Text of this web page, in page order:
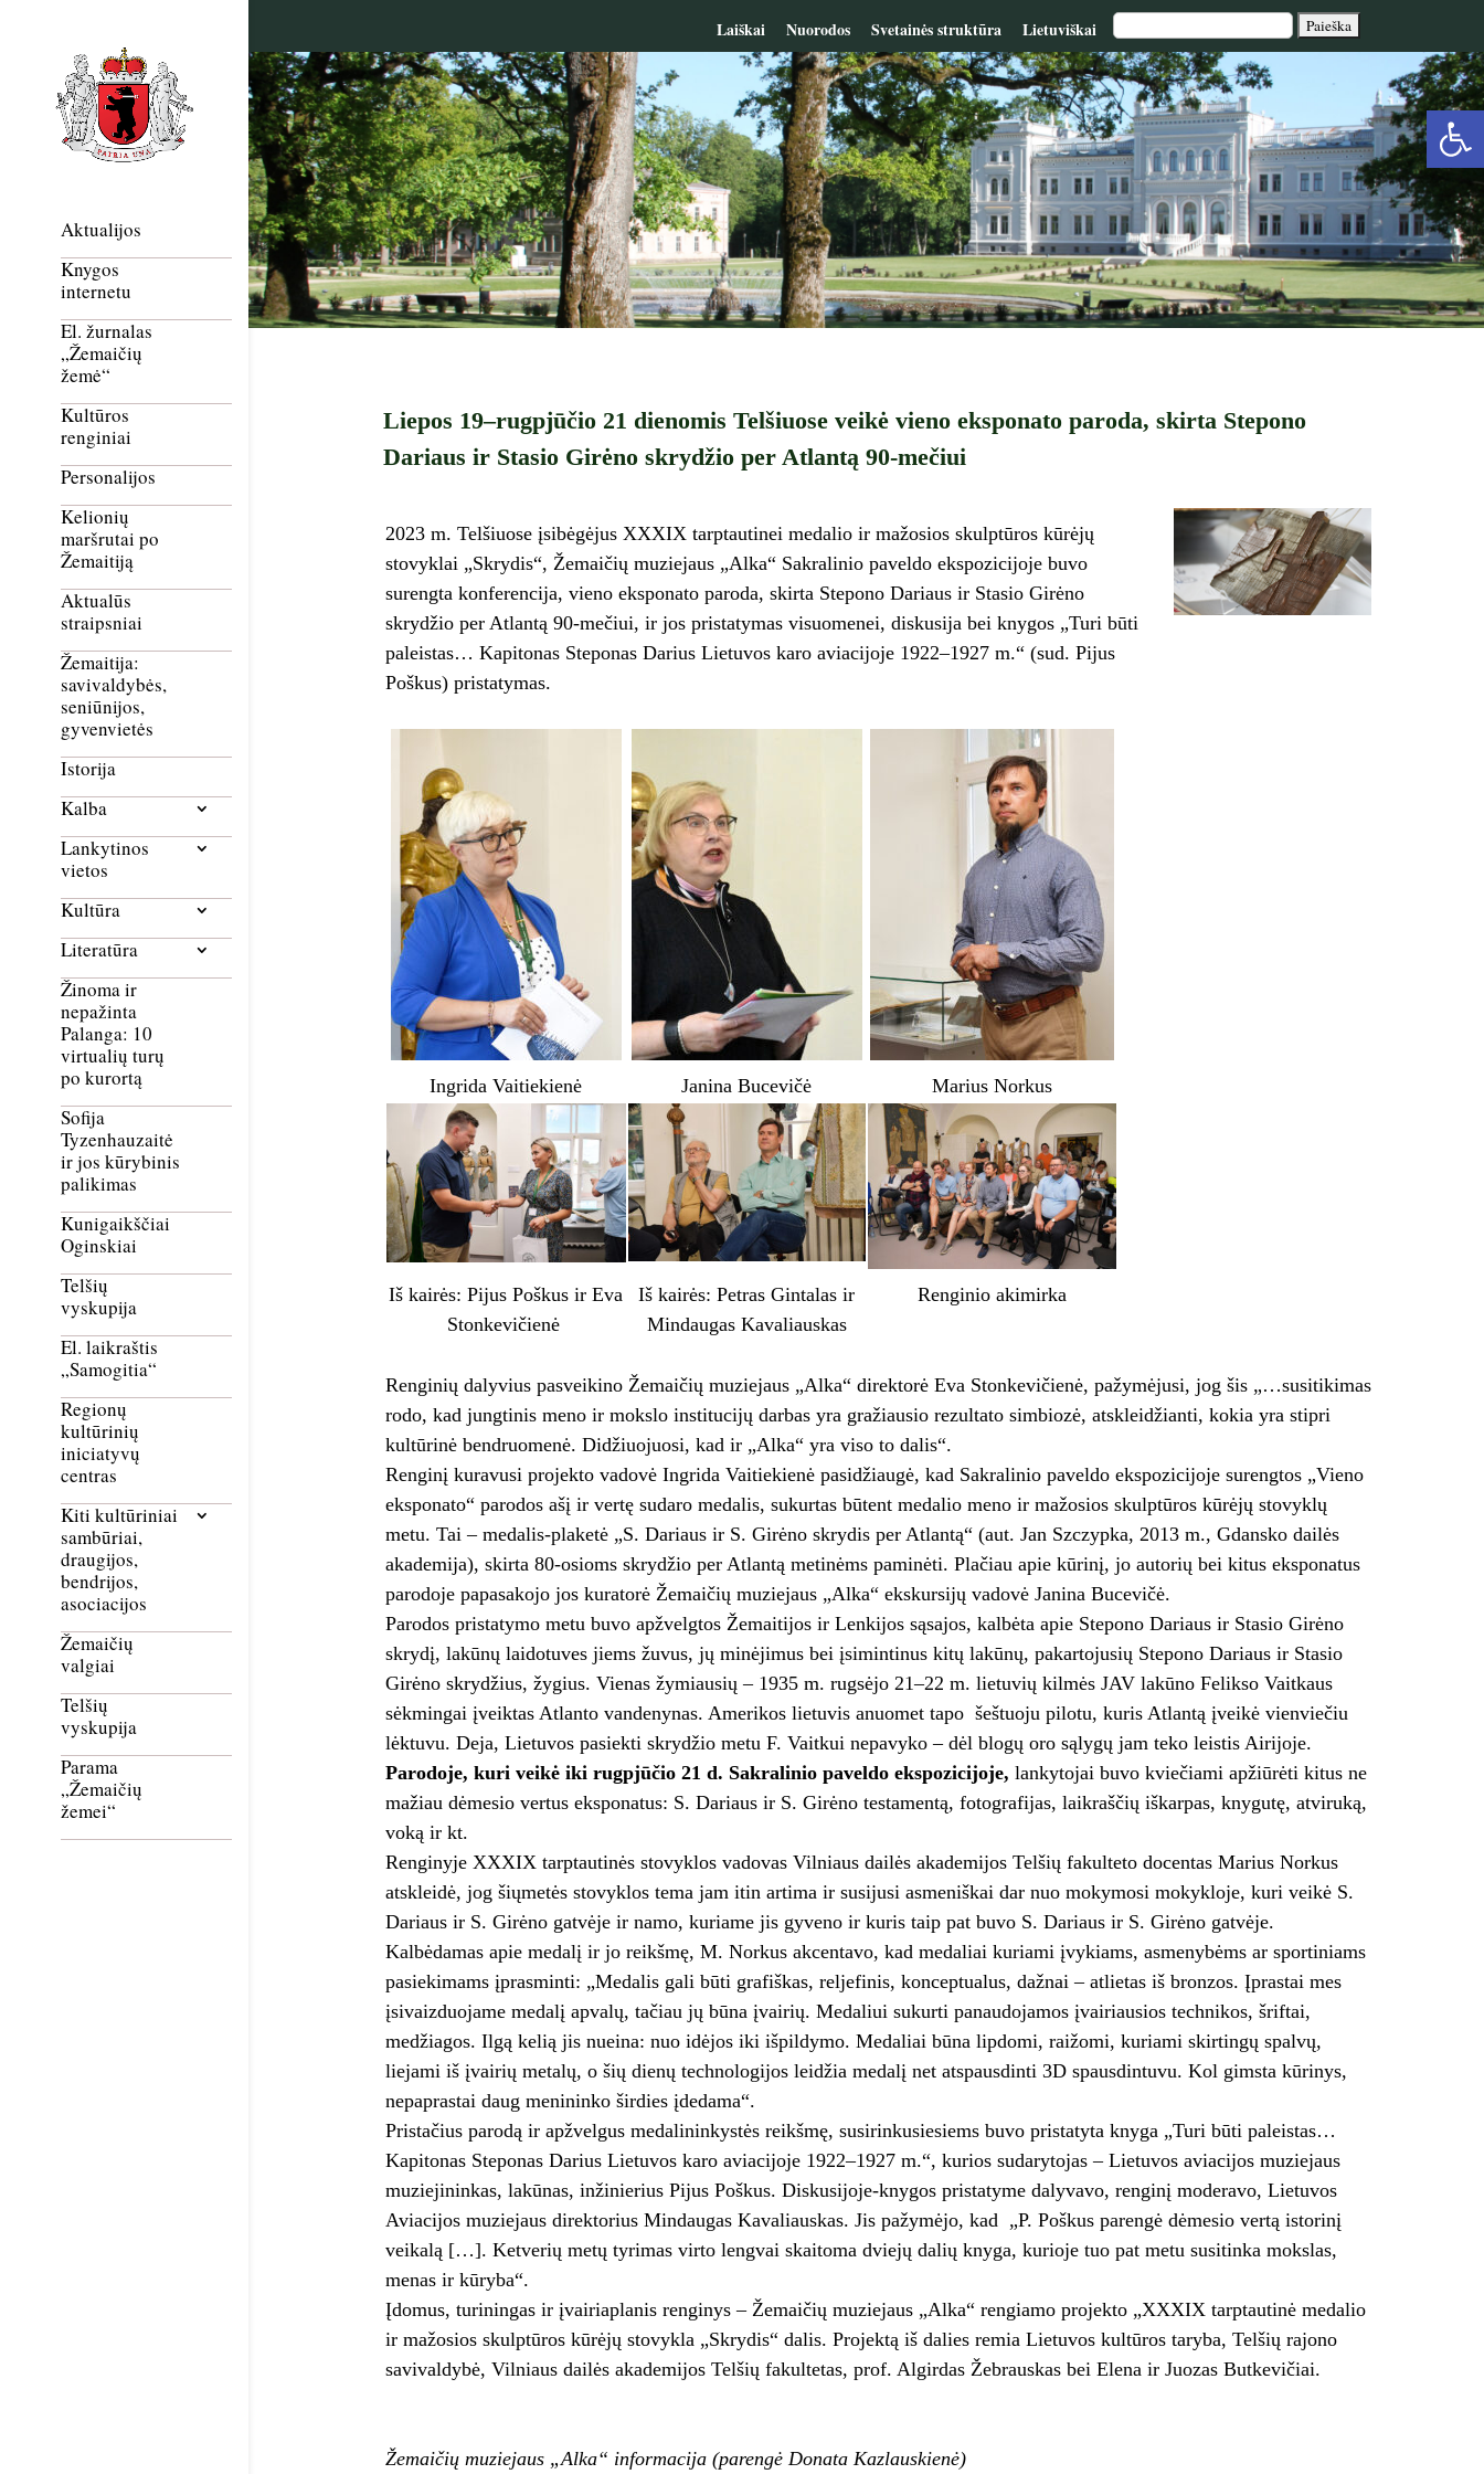
Laiškai Nuorodos Svetainės struktūra Lietuviškai
Aktualijos
Knygos
internetu
El. žurnalas
„Žemaičių
žemė“
Kultūros
renginiai
Personalijos
Kelionių
maršrutai po
Žemaitiją
Aktualūs
straipsniai
Žemaitija:
savivaldybės,
seniūnijos,
gyvenvietės
Istorija
Kalba
Lankytinos
vietos
Kultūra
Literatūra
Žinoma ir
nepažinta
Palanga: 10
virtualių turų
po kurortą
Sofija
Tyzenhauzaitė
ir jos kūrybinis
palikimas
Kunigaikščiai
Oginskiai
Telšių
vyskupija
El. laikraštis
„Samogitia“
Regionų
kultūrinių
iniciatyvų
centras
Kiti kultūriniai
sambūriai,
draugijos,
bendrijos,
asociacijos
Žemaičių
valgiai
Telšių
vyskupija
Parama
„Žemaičių
žemei“
Liepos 19–rugpjūčio 21 dienomis Telšiuose veikė vieno eksponato paroda, skirta Stepono
Dariaus ir Stasio Girėno skrydžio per Atlantą 90-mečiui
2023 m. Telšiuose įsibėgėjus XXXIX tarptautinei medalio ir mažosios skulptūros kūrėjų
stovyklai „Skrydis“, Žemaičių muziejaus „Alka“ Sakralinio paveldo ekspozicijoje buvo
surengta konferencija, vieno eksponato paroda, skirta Stepono Dariaus ir Stasio Girėno
skrydžio per Atlantą 90-mečiui, ir jos pristatymas visuomenei, diskusija bei knygos „Turi būti
paleistas… Kapitonas Steponas Darius Lietuvos karo aviacijoje 1922–1927 m.“ (sud. Pijus
Poškus) pristatymas.
Ingrida Vaitiekienė Janina Bucevičė Marius Norkus
Iš kairės: Pijus Poškus ir Eva
Stonkevičienė
Iš kairės: Petras Gintalas ir
Mindaugas Kavaliauskas
Renginio akimirka
Renginių dalyvius pasveikino Žemaičių muziejaus „Alka“ direktorė Eva Stonkevičienė, pažymėjusi, jog šis „…susitikimas
rodo, kad jungtinis meno ir mokslo institucijų darbas yra gražiausio rezultato simbiozė, atskleidžianti, kokia yra stipri
kultūrinė bendruomenė. Didžiuojuosi, kad ir „Alka“ yra viso to dalis“.
Renginį kuravusi projekto vadovė Ingrida Vaitiekienė pasidžiaugė, kad Sakralinio paveldo ekspozicijoje surengtos „Vieno
eksponato“ parodos ašį ir vertę sudaro medalis, sukurtas būtent medalio meno ir mažosios skulptūros kūrėjų stovyklų
metu. Tai – medalis-plaketė „S. Dariaus ir S. Girėno skrydis per Atlantą“ (aut. Jan Szczypka, 2013 m., Gdansko dailės
akademija), skirta 80-osioms skrydžio per Atlantą metinėms paminėti. Plačiau apie kūrinį, jo autorių bei kitus eksponatus
parodoje papasakojo jos kuratorė Žemaičių muziejaus „Alka“ ekskursijų vadovė Janina Bucevičė.
Parodos pristatymo metu buvo apžvelgtos Žemaitijos ir Lenkijos sąsajos, kalbėta apie Stepono Dariaus ir Stasio Girėno
skrydį, lakūnų laidotuves jiems žuvus, jų minėjimus bei įsimintinus kitų lakūnų, pakartojusių Stepono Dariaus ir Stasio
Girėno skrydžius, žygius. Vienas žymiausių – 1935 m. rugsėjo 21–22 m. lietuvių kilmės JAV lakūno Felikso Vaitkaus
sėkmingai įveiktas Atlanto vandenynas. Amerikos lietuvis anuomet tapo šeštuoju pilotu, kuris Atlantą įveikė vienviečiu
lėktuvu. Deja, Lietuvos pasiekti skrydžio metu F. Vaitkui nepavyko – dėl blogų oro sąlygų jam teko leistis Airijoje.
Parodoje, kuri veikė iki rugpjūčio 21 d. Sakralinio paveldo ekspozicijoje, lankytojai buvo kviečiami apžiūrėti kitus ne
mažiau dėmesio vertus eksponatus: S. Dariaus ir S. Girėno testamentą, fotografijas, laikraščių iškarpas, knygutę, atviruką,
voką ir kt.
Renginyje XXXIX tarptautinės stovyklos vadovas Vilniaus dailės akademijos Telšių fakulteto docentas Marius Norkus
atskleidė, jog šiųmetės stovyklos tema jam itin artima ir susijusi asmeniškai dar nuo mokymosi mokykloje, kuri veikė S.
Dariaus ir S. Girėno gatvėje ir namo, kuriame jis gyveno ir kuris taip pat buvo S. Dariaus ir S. Girėno gatvėje.
Kalbėdamas apie medalį ir jo reikšmę, M. Norkus akcentavo, kad medaliai kuriami įvykiams, asmenybėms ar sportiniams
pasiekimams įprasminti: „Medalis gali būti grafiškas, reljefinis, konceptualus, dažnai – atlietas iš bronzos. Įprastai mes
įsivaizduojame medalį apvalų, tačiau jų būna įvairių. Medaliui sukurti panaudojamos įvairiausios technikos, šriftai,
medžiagos. Ilgą kelią jis nueina: nuo idėjos iki išpildymo. Medaliai būna lipdomi, raižomi, kuriami skirtingų spalvų,
liejami iš įvairių metalų, o šių dienų technologijos leidžia medalį net atspausdinti 3D spausdintuvu. Kol gimsta kūrinys,
nepaprastai daug menininko širdies įdedama“.
Pristačius parodą ir apžvelgus medalininkystės reikšmę, susirinkusiesiems buvo pristatyta knyga „Turi būti paleistas…
Kapitonas Steponas Darius Lietuvos karo aviacijoje 1922–1927 m.“, kurios sudarytojas – Lietuvos aviacijos muziejaus
muziejininkas, lakūnas, inžinierius Pijus Poškus. Diskusijoje-knygos pristatyme dalyvavo, renginį moderavo, Lietuvos
Aviacijos muziejaus direktorius Mindaugas Kavaliauskas. Jis pažymėjo, kad „P. Poškus parengė dėmesio vertą istorinį
veikalą […]. Ketverių metų tyrimas virto lengvai skaitoma dviejų dalių knyga, kurioje tuo pat metu susitinka mokslas,
menas ir kūryba“.
Įdomus, turiningas ir įvairiaplanis renginys – Žemaičių muziejaus „Alka“ rengiamo projekto „XXXIX tarptautinė medalio
ir mažosios skulptūros kūrėjų stovykla „Skrydis“ dalis. Projektą iš dalies remia Lietuvos kultūros taryba, Telšių rajono
savivaldybė, Vilniaus dailės akademijos Telšių fakultetas, prof. Algirdas Žebrauskas bei Elena ir Juozas Butkevičiai.
Žemaičių muziejaus „Alka“ informacija (parengė Donata Kazlauskienė)